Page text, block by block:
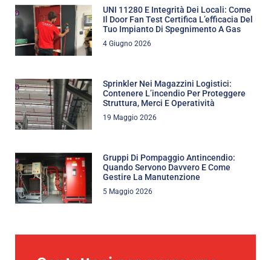
UNI 11280 E Integrità Dei Locali: Come
Il Door Fan Test Certifica L’efficacia Del
Tuo Impianto Di Spegnimento A Gas
4 Giugno 2026
Sprinkler Nei Magazzini Logistici:
Contenere L’incendio Per Proteggere
Struttura, Merci E Operatività
19 Maggio 2026
Gruppi Di Pompaggio Antincendio:
Quando Servono Davvero E Come
Gestire La Manutenzione
5 Maggio 2026